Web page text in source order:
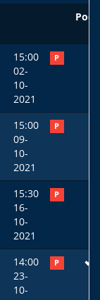
15:00
02-
10-
2021
P
15:00
09-
10-
2021
P
15:30
16-
10-
2021
P
14:00
23-
10-
P